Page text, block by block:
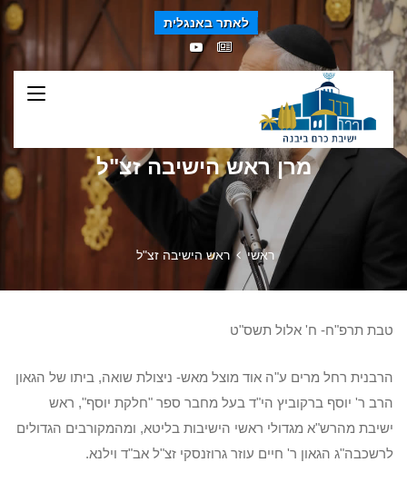
לאתר באנגלית
מרן ראש הישיבה זצ"ל
ראשי ראש הישיבה זצ"ל
טבת תרפ"ח- ח' אלול תשס"ט
הרבנית רחל מרים ע"ה אוד מוצל מאש- ניצולת שואה, ביתו של הגאון
הרב ר' יוסף ברקוביץ הי"ד בעל מחבר ספר "חלקת יוסף", ראש
ישיבת מהרש"א מגדולי ראשי הישיבות בליטא, ומהמקורבים הגדולים
לרשכבה"ג הגאון ר' חיים עוזר גרוזנסקי זצ"ל אב"ד וילנא.